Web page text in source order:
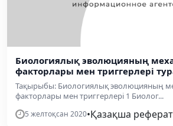
Биологиялық эволюцияның
факторлары мен триггерлері
Тақырыбы: Биологиялық эволюцияның
факторлары мен триггерлері 1 Биолог...
5 желтоқсан 2020•Қазақша